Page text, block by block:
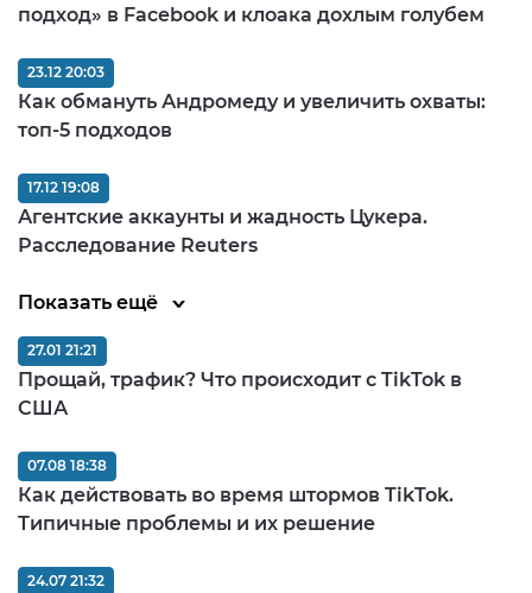
подход» в Facebook и клоака дохлым голубем
Как обмануть Андромеду и увеличить охваты:
топ-5 подходов
23.12 20:03
Агентские аккаунты и жадность Цукера.
Расследование Reuters
17.12 19:08
Показать ещё
Прощай, трафик? Что происходит с TikTok в
США
27.01 21:21
Как действовать во время штормов TikTok.
Типичные проблемы и их решение
07.08 18:38
24.07 21:32